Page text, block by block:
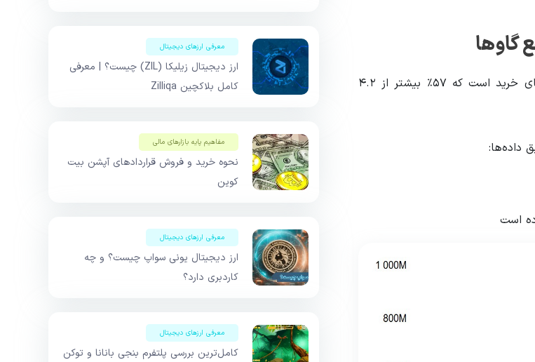
گاوها
در حال حاضر، مجموع ۶.۶ میلیارد دلار از سود باز بازار مربوط به آپشن‌های خرید است که ۵۷٪ بیشتر از ۴.۲
داده‌ها:
معرفی ارزهای دیجیتال
ارز دیجیتال زیلیکا (ZIL) چیست؟ | معرفی
کامل بلاکچین Zilliqa
مفاهیم پایه بازار‌های مالی
نحوه خرید و فروش قراردادهای آپشن بیت
کوین
معرفی ارزهای دیجیتال
ارز دیجیتال یونی سواپ چیست؟ و چه
کاردبری دارد؟
معرفی ارزهای دیجیتال
کامل‌ترین بررسی پلتفرم بنجی بانانا و توکن